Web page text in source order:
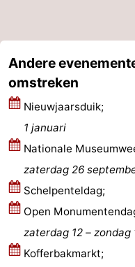
Leiden
Bollenstreek
-
Natuur
Duin
Katwijk
-
Den
-
Andere
omstreken
Nieuwjaarsduik;
1 januari
Nationale
zaterdag 26
Schelpenteldag;
Open
zaterdag 12 – zondag
Kofferbakmarkt;